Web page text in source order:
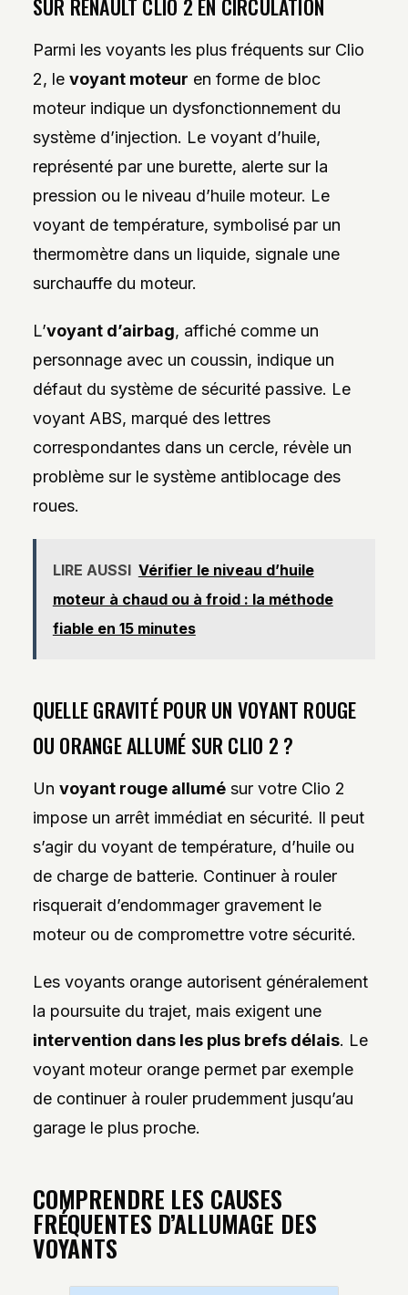
SUR RENAULT CLIO 2 EN CIRCULATION
Parmi les voyants les plus fréquents sur Clio
2, le voyant moteur en forme de bloc
moteur indique un dysfonctionnement du
système d’injection. Le voyant d’huile,
représenté par une burette, alerte sur la
pression ou le niveau d’huile moteur. Le
voyant de température, symbolisé par un
thermomètre dans un liquide, signale une
surchauffe du moteur.
L’voyant d’airbag, affiché comme un
personnage avec un coussin, indique un
défaut du système de sécurité passive. Le
voyant ABS, marqué des lettres
correspondantes dans un cercle, révèle un
problème sur le système antiblocage des
roues.
LIRE AUSSI Vérifier le niveau d’huile
moteur à chaud ou à froid : la méthode
fiable en 15 minutes
QUELLE GRAVITÉ POUR UN VOYANT ROUGE
OU ORANGE ALLUMÉ SUR CLIO 2 ?
Un voyant rouge allumésur votre Clio 2
impose un arrêt immédiat en sécurité. Il peut
s’agir du voyant de température, d’huile ou
de charge de batterie. Continuer à rouler
risquerait d’endommager gravement le
moteur ou de compromettre votre sécurité.
Les voyants orange autorisent généralement
la poursuite du trajet, mais exigent une
intervention dans les plus brefs délais. Le
voyant moteur orange permet par exemple
de continuer à rouler prudemment jusqu’au
garage le plus proche.
COMPRENDRE LES CAUSES
FRÉQUENTES D’ALLUMAGE DES
VOYANTS